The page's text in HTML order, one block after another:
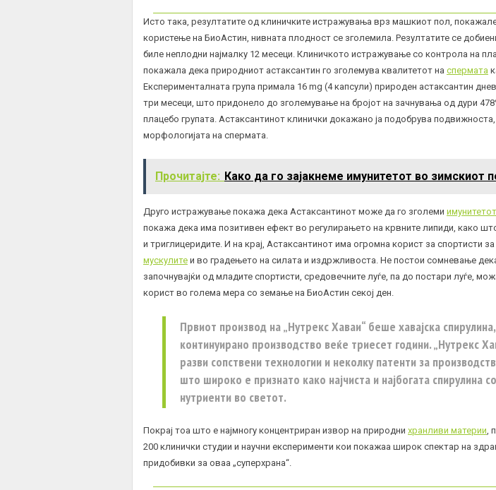
Исто така, резултатите од клиничките истражувања врз машкиот пол,
користење на БиоАстин, нивната плодност се зголемила. Резултатите се
биле неплодни најмалку 12 месеци. Клиничкото истражување со контрола на
покажала дека природниот астаксантин го зголемува квалитетот на спермата
Експерименталната група примала 16 mg (4 капсули) природен астаксантин
три месеци, што придонело до зголемување на бројот на зачнувања од дури
плацебо групата. Астаксантинот клинички докажано ја подобрува
морфологијата на спермата.
Прочитајте: Како да го зајакнеме имунитетот во зимскиот
Друго истражување покажа дека Астаксантинот може да го зголеми имунитетот
покажа дека има позитивен ефект во регулирањето на крвните липиди, како
и триглицеридите. И на крај, Астаксантинот има огромна корист за спортисти
мускулите и во градењето на силата и издржливоста. Не постои сомневање дека
започнувајќи од младите спортисти, средовечните луѓе, па до постари луѓе,
корист во голема мера со земање на БиоАстин секој ден.
Првиот производ на „Нутрекс Хаваи“ беше хавајска
континуирано производство веќе триесет години. „Нутрекс
разви сопствени технологии и неколку патенти за
што широко е признато како најчиста и најбогата спирулина со
нутриенти во светот.
Покрај тоа што е најмногу концентриран извор на природни хранливи материи ,
200 клинички студии и научни експерименти кои покажаа широк спектар на
придобивки за оваа „суперхрана“.